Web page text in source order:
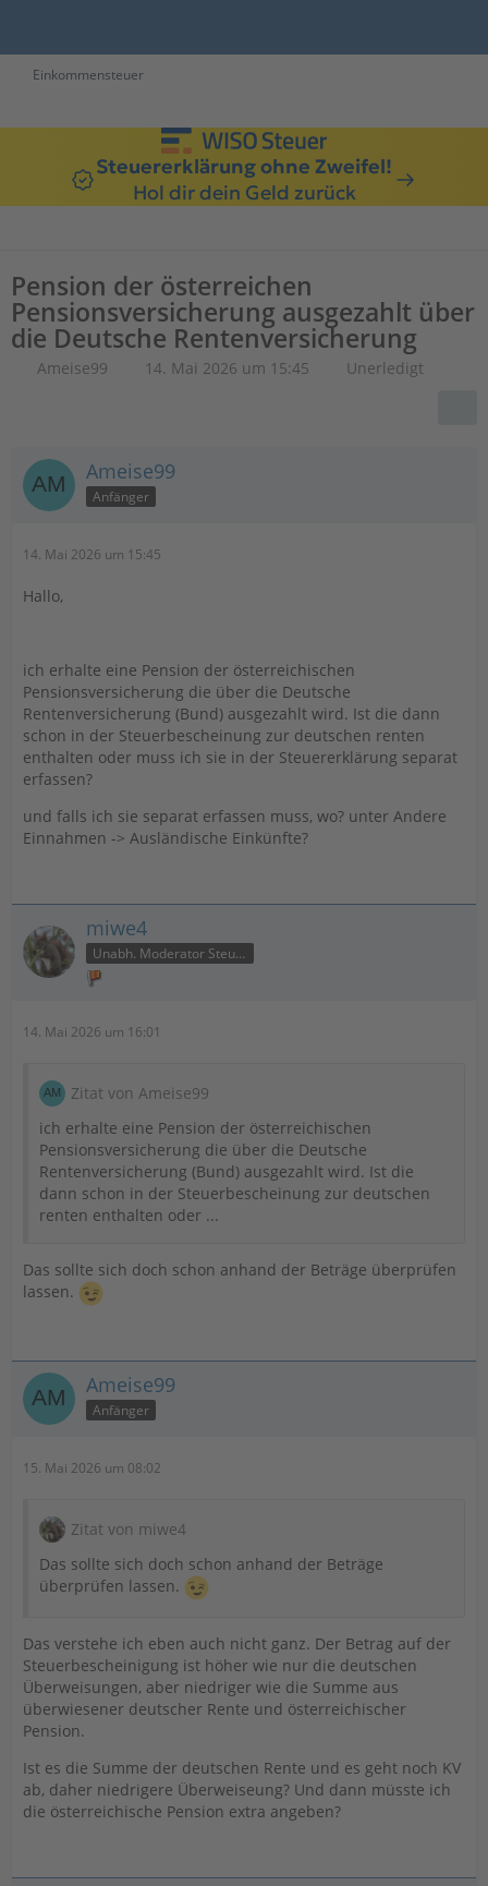
Einkommensteuer
Steuererklärung ohne Zweifel!
Hol dir dein Geld zurück
Pension der österreichen
Pensionsversicherung ausgezahlt über
die Deutsche Rentenversicherung
Ameise99 14. Mai 2026 um 15:45 Unerledigt
Ameise99
Anfänger
14. Mai 2026 um 15:45
Hallo,
ich erhalte eine Pension der österreichischen
Pensionsversicherung die über die Deutsche
Rentenversicherung (Bund) ausgezahlt wird. Ist die dann
schon in der Steuerbescheinung zur deutschen renten
enthalten oder muss ich sie in der Steuererklärung separat
erfassen?
und falls ich sie separat erfassen muss, wo? unter Andere
Einnahmen -> Ausländische Einkünfte?
miwe4
Unabh. Moderator Steuer
14. Mai 2026 um 16:01
Zitat von Ameise99
ich erhalte eine Pension der österreichischen
Pensionsversicherung die über die Deutsche
Rentenversicherung (Bund) ausgezahlt wird. Ist die
dann schon in der Steuerbescheinung zur deutschen
renten enthalten oder ...
Das sollte sich doch schon anhand der Beträge überprüfen
lassen.
Ameise99
Anfänger
15. Mai 2026 um 08:02
Zitat von miwe4
Das sollte sich doch schon anhand der Beträge
überprüfen lassen.
Das verstehe ich eben auch nicht ganz. Der Betrag auf der
Steuerbescheinigung ist höher wie nur die deutschen
Überweisungen, aber niedriger wie die Summe aus
überwiesener deutscher Rente und österreichischer
Pension.
Ist es die Summe der deutschen Rente und es geht noch KV
ab, daher niedrigere Überweiseung? Und dann müsste ich
die österreichische Pension extra angeben?